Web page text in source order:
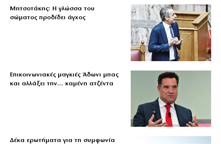
Μητσοτάκης: Η γλώσσα του
σώματος προδίδει άγχος
Επικοινωνιακές μαγκιές Άδωνι μπας
και αλλάξει την… καμένη ατζέντα
Δέκα ερωτήματα για τη συμφωνία